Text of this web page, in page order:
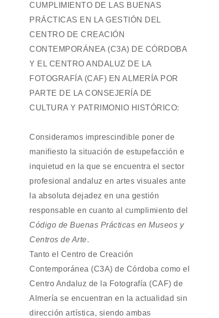
CUMPLIMIENTO DE LAS BUENAS
PRÁCTICAS EN LA GESTIÓN DEL
CENTRO DE CREACIÓN
CONTEMPORÁNEA (C3A) DE CÓRDOBA
Y EL CENTRO ANDALUZ DE LA
FOTOGRAFÍA (CAF) EN ALMERÍA POR
PARTE DE LA CONSEJERÍA DE
CULTURA Y PATRIMONIO HISTÓRICO:
Consideramos imprescindible poner de
manifiesto la situación de estupefacción e
inquietud en la que se encuentra el sector
profesional andaluz en artes visuales ante
la absoluta dejadez en una gestión
responsable en cuanto al cumplimiento del
Código de Buenas Prácticas en Museos y
Centros de Arte.
Tanto el Centro de Creación
Contemporánea (C3A) de Córdoba como el
Centro Andaluz de la Fotografía (CAF) de
Almería se encuentran en la actualidad sin
dirección artística, siendo ambas